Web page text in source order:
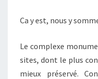
Ca y est, nous y
Le complexe
sites, dont le plus
mieux préservé.